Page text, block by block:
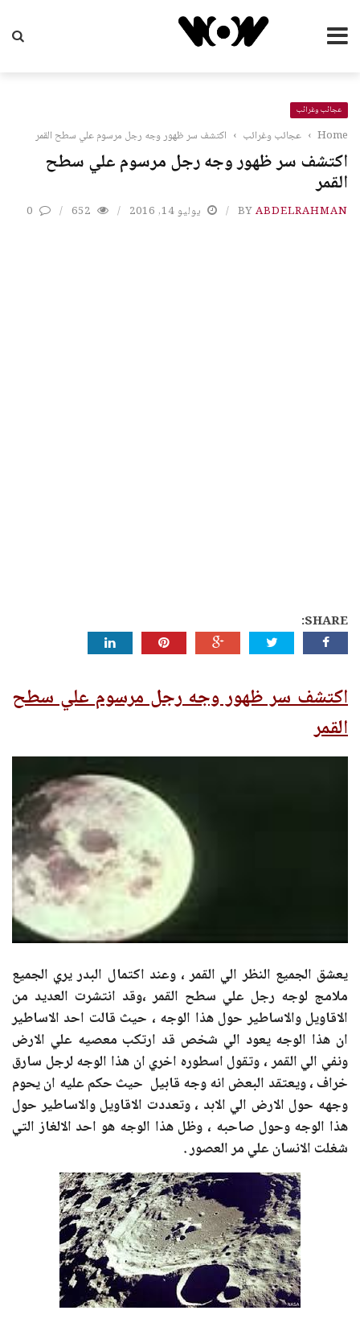
عجائب وغرائب
Home
› عجائب وغرائب › اكتشف سر ظهور وجه رجل مرسوم علي سطح القمر
اكتشف سر ظهور وجه رجل مرسوم علي سطح
القمر
BYABDELRAHMAN يوليو 14, 2016 652
0
SHARE:
اكتشف سر ظهور وجه رجل مرسوم علي سطح
القمر
يعشق الجميع النظر الي القمر ، وعند اكتمال البدر يري الجميع
ملامج لوجه رجل علي سطح القمر ،وقد انتشرت العديد من
الاقاويل والاساطير حول هذا الوجه ، حيث قالت احد الاساطير
ان هذا الوجه يعود الي شخص قد ارتكب معصيه علي الارض
ونفي الي القمر ، وتقول اسطوره اخري ان هذا الوجه لرجل سارق
خراف ، ويعتقد البعض انه وجه قابيل حيث حكم عليه ان يحوم
وجهه حول الارض الي الابد ، وتعددت الاقاويل والاساطير حول
هذا الوجه وحول صاحبه ، وظل هذا الوجه هو احد الالغاز التي
شغلت الانسان علي مر العصور .